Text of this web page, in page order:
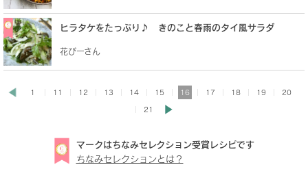
ヒラタケをたっぷり♪ きのこと春雨のタイ風サラダ
花ぴーさん
1 11 12 13 14 15 16 17 18 19 20
21
マークはちなみセレクション受賞レシピです
ちなみセレクションとは？